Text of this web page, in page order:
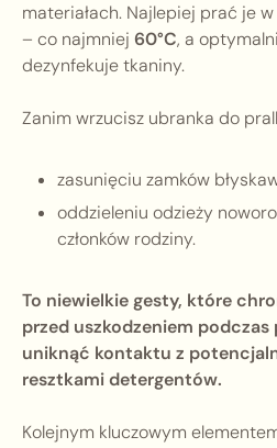
materiałach. Najlepiej prać je
– co najmniej 60°C, a
dezynfekuje tkaniny.
Zanim wrzucisz ubranka do
zasunięciu zamków
oddzieleniu odzieży
członków rodziny.
To niewielkie gesty, które
przed uszkodzeniem podczas
uniknąć kontaktu z
resztkami detergentów.
Kolejnym kluczowym